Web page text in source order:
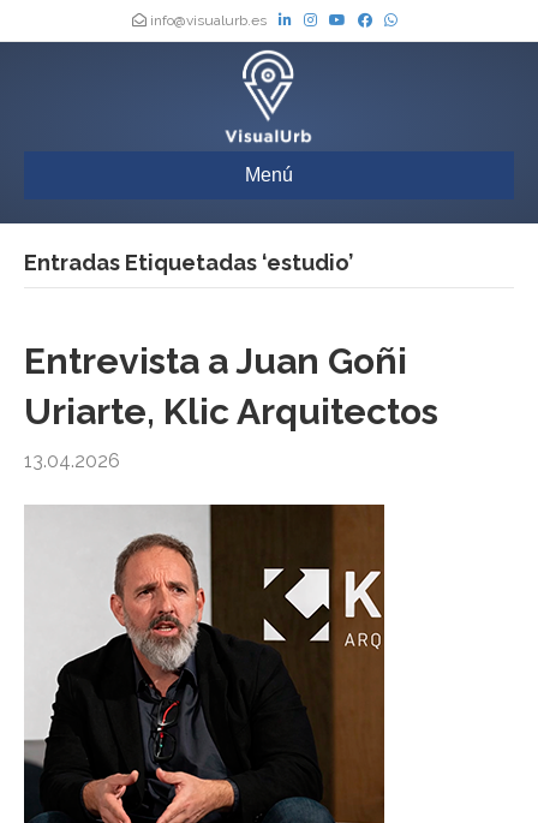
info@visualurb.es
Menú
Entradas Etiquetadas ‘estudio’
Entrevista a Juan Goñi
Uriarte, Klic Arquitectos
13.04.2026